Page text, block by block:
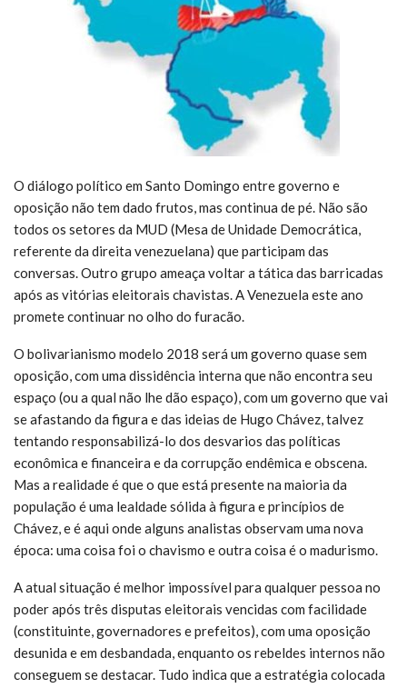
O diálogo político em Santo Domingo entre governo e
oposição não tem dado frutos, mas continua de pé. Não são
todos os setores da MUD (Mesa de Unidade Democrática,
referente da direita venezuelana) que participam das
conversas. Outro grupo ameaça voltar a tática das barricadas
após as vitórias eleitorais chavistas. A Venezuela este ano
promete continuar no olho do furacão.
O bolivarianismo modelo 2018 será um governo quase sem
oposição, com uma dissidência interna que não encontra seu
espaço (ou a qual não lhe dão espaço), com um governo que vai
se afastando da figura e das ideias de Hugo Chávez, talvez
tentando responsabilizá-lo dos desvarios das políticas
econômica e financeira e da corrupção endêmica e obscena.
Mas a realidade é que o que está presente na maioria da
população é uma lealdade sólida à figura e princípios de
Chávez, e é aqui onde alguns analistas observam uma nova
época: uma coisa foi o chavismo e outra coisa é o madurismo.
A atual situação é melhor impossível para qualquer pessoa no
poder após três disputas eleitorais vencidas com facilidade
(constituinte, governadores e prefeitos), com uma oposição
desunida e em desbandada, enquanto os rebeldes internos não
conseguem se destacar. Tudo indica que a estratégia colocada